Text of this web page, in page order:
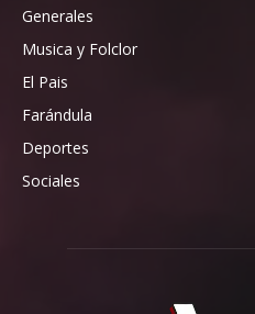
Generales
Musica y Folclor
El Pais
Farándula
Deportes
Sociales